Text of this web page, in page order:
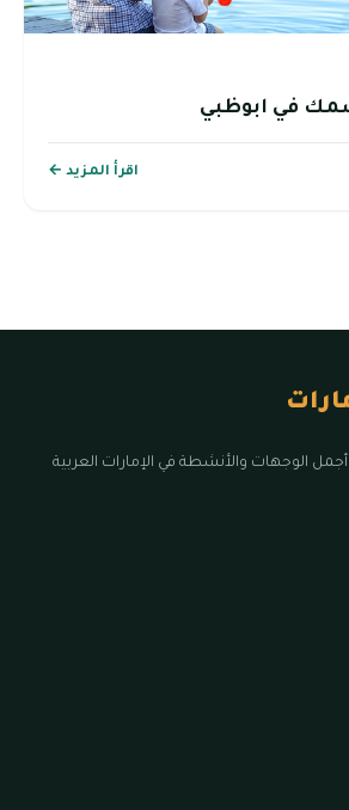
في ابوظبي
اقرأ المزيد ←
الوجهات والأنشطة في الإمارات العربية